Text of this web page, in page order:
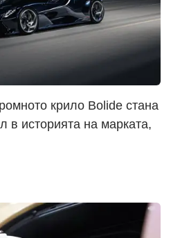
крило Bolide стана
в историята на марката,